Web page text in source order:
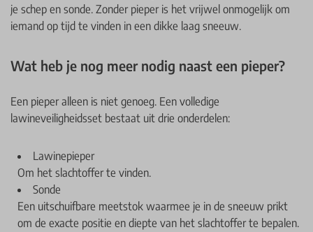
je schep en sonde. Zonder pieper is het vrijwel onmogelijk om
iemand op tijd te vinden in een dikke laag sneeuw.
Wat heb je nog meer nodig naast een pieper?
Een pieper alleen is niet genoeg. Een volledige
lawineveiligheidsset bestaat uit drie onderdelen:
Lawinepieper
Om het slachtoffer te vinden.
Sonde
Een uitschuifbare meetstok waarmee je in de sneeuw prikt
om de exacte positie en diepte van het slachtoffer te bepalen.